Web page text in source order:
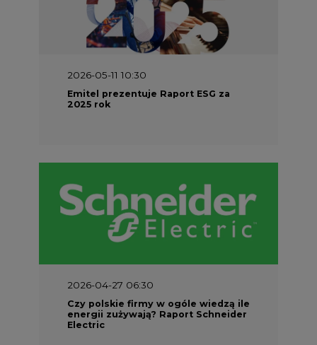
2026-05-11 10:30
Emitel prezentuje Raport ESG za
2025 rok
2026-04-27 06:30
Czy polskie firmy w ogóle wiedzą ile
energii zużywają? Raport Schneider
Electric